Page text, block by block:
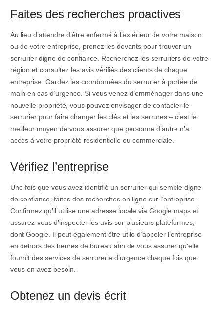
Faites des recherches proactives
Au lieu d’attendre d’être enfermé à l’extérieur de votre maison
ou de votre entreprise, prenez les devants pour trouver un
serrurier digne de confiance. Recherchez les serruriers de votre
région et consultez les avis vérifiés des clients de chaque
entreprise. Gardez les coordonnées du serrurier à portée de
main en cas d’urgence. Si vous venez d’emménager dans une
nouvelle propriété, vous pouvez envisager de contacter le
serrurier pour faire changer les clés et les serrures – c’est le
meilleur moyen de vous assurer que personne d’autre n’a
accès à votre propriété résidentielle ou commerciale.
Vérifiez l’entreprise
Une fois que vous avez identifié un serrurier qui semble digne
de confiance, faites des recherches en ligne sur l’entreprise.
Confirmez qu’il utilise une adresse locale via Google maps et
assurez-vous d’inspecter les avis sur plusieurs plateformes,
dont Google. Il peut également être utile d’appeler l’entreprise
en dehors des heures de bureau afin de vous assurer qu’elle
fournit des services de serrurerie d’urgence chaque fois que
vous en avez besoin.
Obtenez un devis écrit